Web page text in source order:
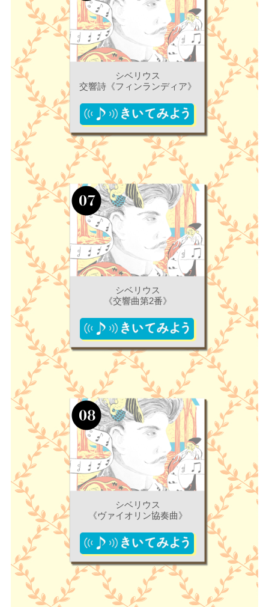
シベリウス
交響詩《フィンランディア》
シベリウス
《交響曲第2番》
シベリウス
《ヴァイオリン協奏曲》